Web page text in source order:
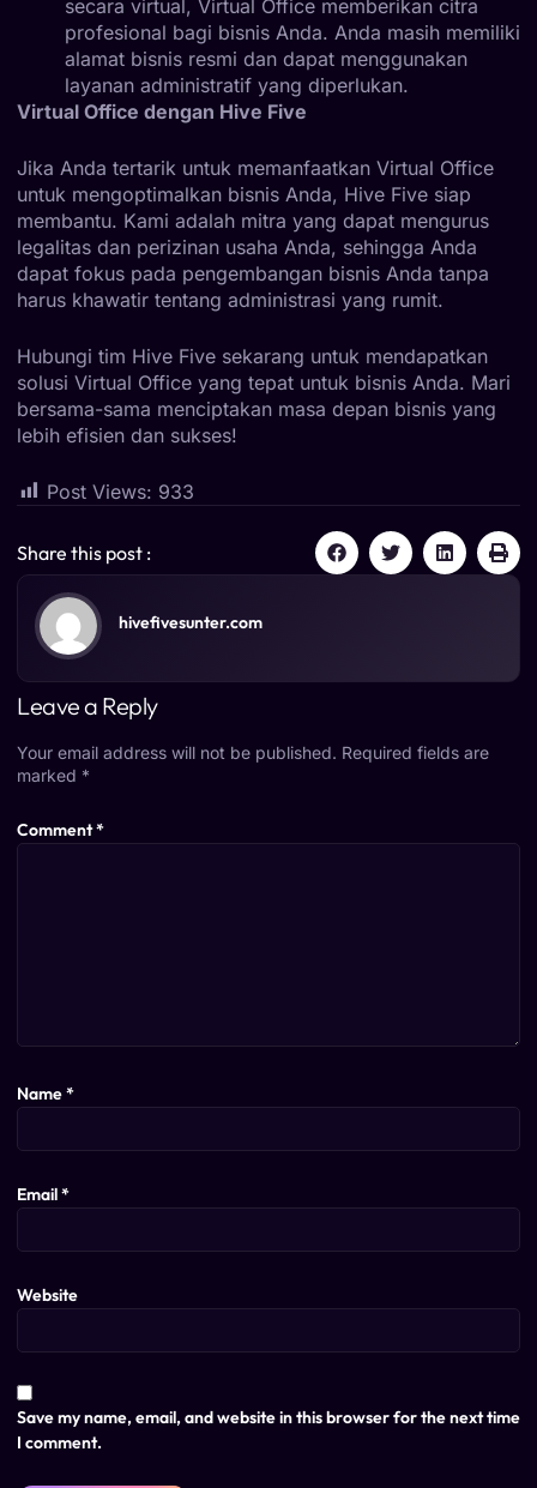
secara virtual, Virtual Office memberikan citra
profesional bagi bisnis Anda. Anda masih memiliki
alamat bisnis resmi dan dapat menggunakan
layanan administratif yang diperlukan.
Virtual Office dengan Hive Five
Jika Anda tertarik untuk memanfaatkan Virtual Office
untuk mengoptimalkan bisnis Anda, Hive Five siap
membantu. Kami adalah mitra yang dapat mengurus
legalitas dan perizinan usaha Anda, sehingga Anda
dapat fokus pada pengembangan bisnis Anda tanpa
harus khawatir tentang administrasi yang rumit.
Hubungi tim Hive Five sekarang untuk mendapatkan
solusi Virtual Office yang tepat untuk bisnis Anda. Mari
bersama-sama menciptakan masa depan bisnis yang
lebih efisien dan sukses!
Post Views: 933
Share this post :
hivefivesunter.com
Leave a Reply
Your email address will not be published. Required fields are
marked *
Comment*
Name*
Email*
Website
Save my name, email, and website in this browser for the next time
I comment.